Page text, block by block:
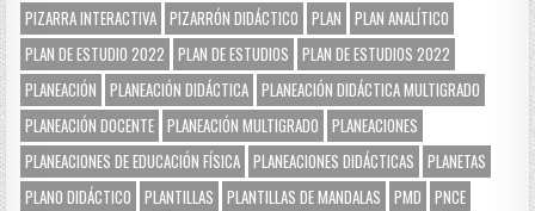
PIZARRA INTERACTIVA PIZARRÓN DIDÁCTICO PLAN
PLAN ANALÍTICO
PLAN DE ESTUDIO 2022
PLAN DE ESTUDIOS
PLAN DE ESTUDIOS 2022
PLANEACIÓN
PLANEACIÓN DIDÁCTICA PLANEACIÓN DIDÁCTICA MULTIGRADO
PLANEACIÓN DOCENTE PLANEACIÓN MULTIGRADO
PLANEACIONES
PLANEACIONES DE EDUCACIÓN FÍSICA PLANEACIONES DIDÁCTICAS
PLANETAS
PLANO DIDÁCTICO
PLANTILLAS PLANTILLAS DE MANDALAS PMD
PNCE